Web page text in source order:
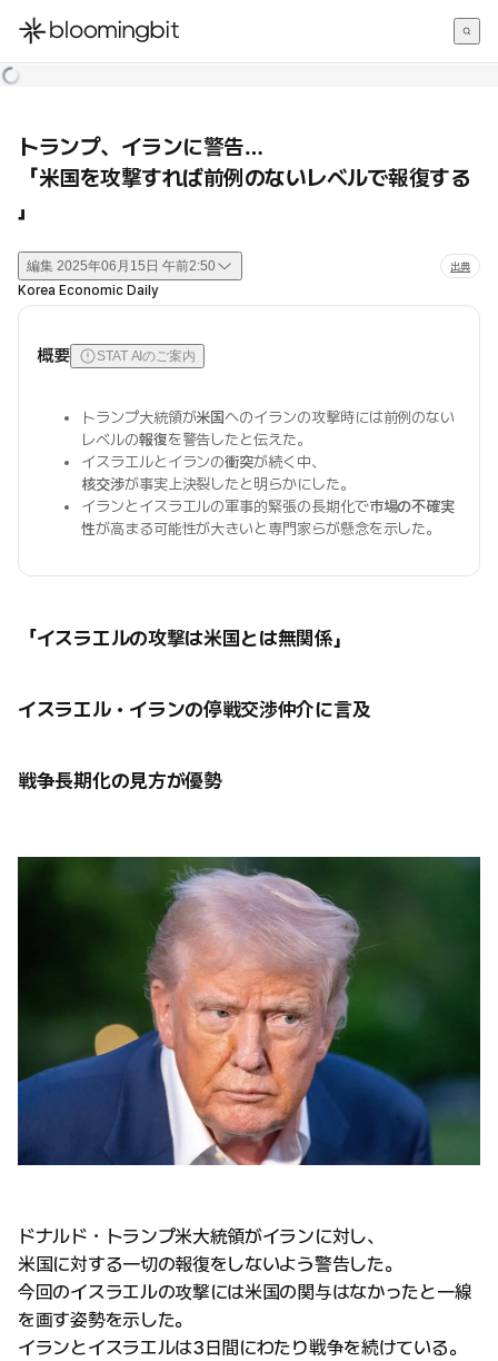
한국어
トランプ、イランに警告…
「米国を攻撃すれば前例のないレベルで報復する
」
編集 2025年06月15日 午前2:50 出典
Korea Economic Daily
概要 STAT AIのご案内
トランプ大統領が米国へのイランの攻撃時には前例のない
レベルの報復を警告したと伝えた。
イスラエルとイランの衝突が続く中、
核交渉が事実上決裂したと明らかにした。
イランとイスラエルの軍事的緊張の長期化で市場の不確実
性が高まる可能性が大きいと専門家らが懸念を示した。
「イスラエルの攻撃は米国とは無関係」
イスラエル・イランの停戦交渉仲介に言及
戦争長期化の見方が優勢
ドナルド・トランプ米大統領がイランに対し、
米国に対する一切の報復をしないよう警告した。
今回のイスラエルの攻撃には米国の関与はなかったと一線
を画す姿勢を示した。
イランとイスラエルは3日間にわたり戦争を続けている。